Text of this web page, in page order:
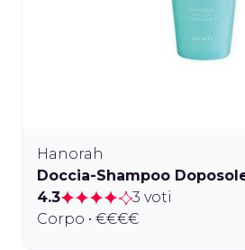
Hanorah
Doccia-Shampoo
4.3
3 voti
Corpo • €€€€